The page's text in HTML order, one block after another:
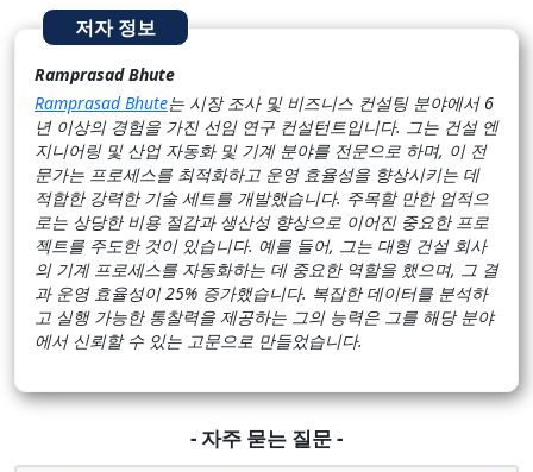
저자 정보
Ramprasad Bhute
Ramprasad Bhute는 시장 조사 및 비즈니스 컨설팅 분야에서 6
년 이상의 경험을 가진 선임 연구 컨설턴트입니다. 그는 건설 엔
지니어링 및 산업 자동화 및 기계 분야를 전문으로 하며, 이 전
문가는 프로세스를 최적화하고 운영 효율성을 향상시키는 데
적합한 강력한 기술 세트를 개발했습니다. 주목할 만한 업적으
로는 상당한 비용 절감과 생산성 향상으로 이어진 중요한 프로
젝트를 주도한 것이 있습니다. 예를 들어, 그는 대형 건설 회사
의 기계 프로세스를 자동화하는 데 중요한 역할을 했으며, 그 결
과 운영 효율성이 25% 증가했습니다. 복잡한 데이터를 분석하
고 실행 가능한 통찰력을 제공하는 그의 능력은 그를 해당 분야
에서 신뢰할 수 있는 고문으로 만들었습니다.
- 자주 묻는 질문 -